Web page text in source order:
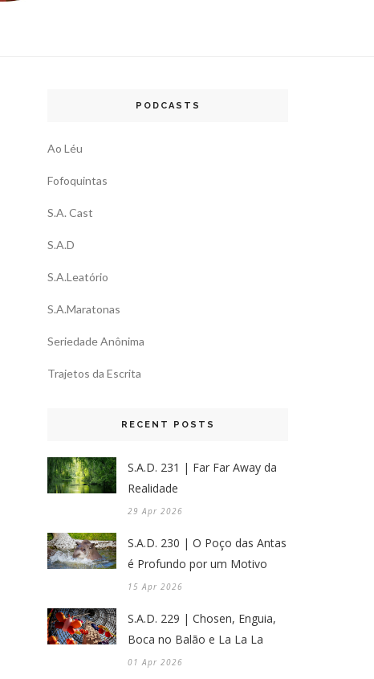
PODCASTS
Ao Léu
Fofoquintas
S.A. Cast
S.A.D
S.A.Leatório
S.A.Maratonas
Seriedade Anônima
Trajetos da Escrita
RECENT POSTS
S.A.D. 231 | Far Far Away da
Realidade
29 Apr 2026
S.A.D. 230 | O Poço das Antas
é Profundo por um Motivo
15 Apr 2026
S.A.D. 229 | Chosen, Enguia,
Boca no Balão e La La La
01 Apr 2026